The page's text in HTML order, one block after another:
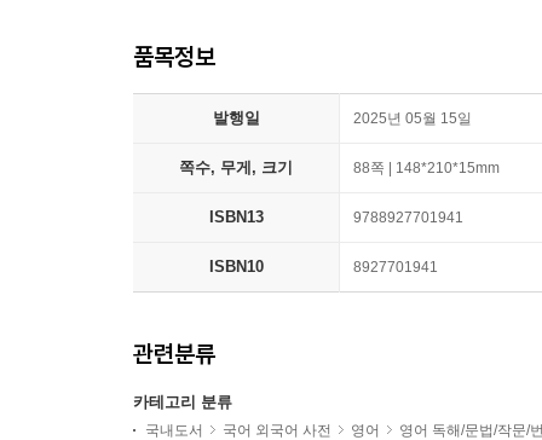
품목정보
발행일 2025년 05월 15일
쪽수, 무게, 크기 88쪽 | 148*210*15mm
ISBN13 9788927701941
ISBN10 8927701941
관련분류
카테고리 분류
국내도서 국어 외국어 사전 영어
영어 독해/문법/작문/